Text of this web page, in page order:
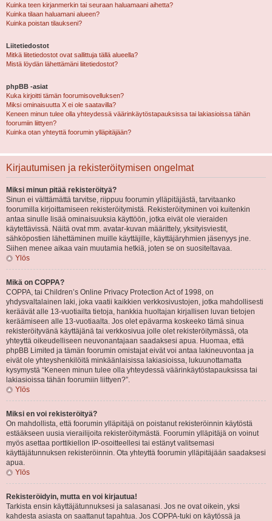
Kuinka teen kirjanmerkin tai seuraan haluamaani aihetta?
Kuinka tilaan haluamani alueen?
Kuinka poistan tilaukseni?
Liitetiedostot
Mitkä liitetiedostot ovat sallittuja tällä alueella?
Mistä löydän lähettämäni liitetiedostot?
phpBB -asiat
Kuka kirjoitti tämän foorumisovelluksen?
Miksi ominaisuutta X ei ole saatavilla?
Keneen minun tulee olla yhteydessä väärinkäytöstapauksissa tai lakiasioissa tähän
foorumiin liittyen?
Kuinka otan yhteyttä foorumin ylläpitäjään?
Kirjautumisen ja rekisteröitymisen ongelmat
Miksi minun pitää rekisteröityä?
Sinun ei välttämättä tarvitse, riippuu foorumin ylläpitäjästä, tarvitaanko
foorumilla kirjoittamiseen rekisteröitymistä. Rekisteröityminen voi kuitenkin
antaa sinulle lisää ominaisuuksia käyttöön, jotka eivät ole vieraiden
käytettävissä. Näitä ovat mm. avatar-kuvan määrittely, yksityisviestit,
sähköpostien lähettäminen muille käyttäjille, käyttäjäryhmien jäsenyys jne.
Siihen menee aikaa vain muutamia hetkiä, joten se on suositeltavaa.
Ylös
Mikä on COPPA?
COPPA, tai Children’s Online Privacy Protection Act of 1998, on
yhdysvaltalainen laki, joka vaatii kaikkien verkkosivustojen, jotka mahdollisesti
keräävät alle 13-vuotiailta tietoja, hankkia huoltajan kirjallisen luvan tietojen
keräämiseen alle 13-vuotiaalta. Jos olet epävarma koskeeko tämä sinua
rekisteröityvänä käyttäjänä tai verkkosivua jolle olet rekisteröitymässä, ota
yhteyttä oikeudelliseen neuvonantajaan saadaksesi apua. Huomaa, että
phpBB Limited ja tämän foorumin omistajat eivät voi antaa lakineuvontaa ja
eivät ole yhteyshenkilöitä minkäänlaisissa lakiasioissa, lukuunottamatta
kysymystä “Keneen minun tulee olla yhteydessä väärinkäytöstapauksissa tai
lakiasioissa tähän foorumiin liittyen?”.
Ylös
Miksi en voi rekisteröityä?
On mahdollista, että foorumin ylläpitäjä on poistanut rekisteröinnin käytöstä
estääkseen uusia vierailijoita rekisteröitymästä. Foorumin ylläpitäjä on voinut
myös asettaa porttikiellon IP-osoitteellesi tai estänyt valitsemasi
käyttäjätunnuksen rekisteröinnin. Ota yhteyttä foorumin ylläpitäjään saadaksesi
apua.
Ylös
Rekisteröidyin, mutta en voi kirjautua!
Tarkista ensin käyttäjätunnuksesi ja salasanasi. Jos ne ovat oikein, yksi
kahdesta asiasta on saattanut tapahtua. Jos COPPA-tuki on käytössä ja